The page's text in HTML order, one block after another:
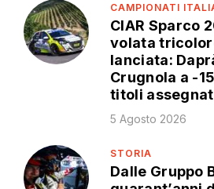
CAMPIONATI
CIAR Sparco
volata
lanciata:
Crugnola a -
titoli
5 Agosto 2026
STORIA
Dalle Gruppo